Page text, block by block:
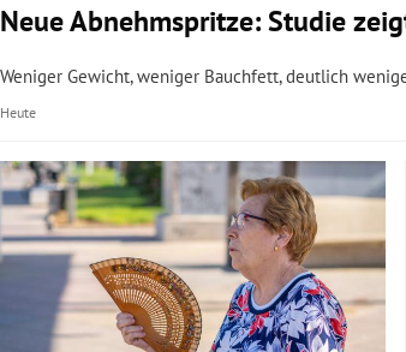
Neue Abnehmspritze: Studie
Weniger Gewicht, weniger Bauchfett, deutlich
Heute